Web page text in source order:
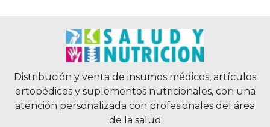
Distribución y venta de insumos médicos, artículos
ortopédicos y suplementos nutricionales, con una
atención personalizada con profesionales del área
de la salud